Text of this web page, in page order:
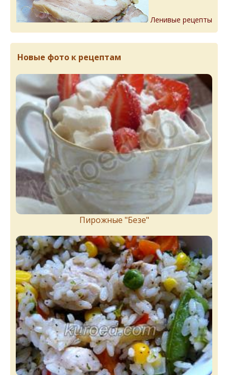
Ленивые рецепты
Новые фото к рецептам
Пирожныe "Бeзe"